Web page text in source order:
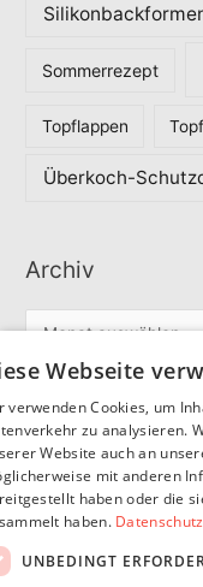
Sommerrezept
Topflappen
Überkoch-
Archiv
i
v
Partner
SommerSEO
Webseite
verwenden Cookies, um
zu analysieren.
Website auch an
mit anderen
haben oder die
haben.
UNBEDINGT